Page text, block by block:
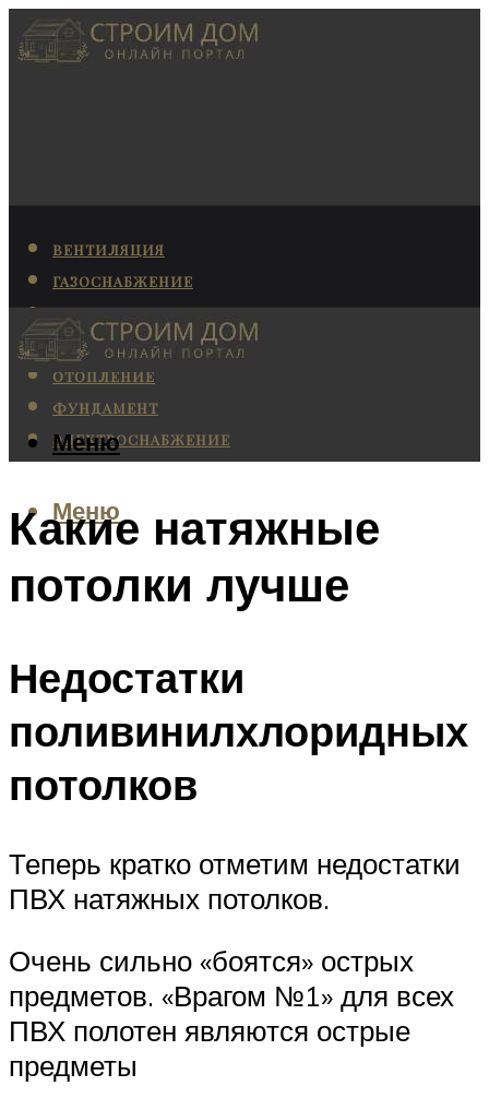
ВЕНТИЛЯЦИЯ
ГАЗОСНАБЖЕНИЕ
КАНАЛИЗАЦИЯ
КОНДИЦИОНИРОВАНИЕ
ОТОПЛЕНИЕ
ФУНДАМЕНТ
ЭЛЕКТРОСНАБЖЕНИЕ
Меню
Меню
Какие натяжные
потолки лучше
Недостатки
поливинилхлоридных
потолков
Теперь кратко отметим недостатки
ПВХ натяжных потолков.
Очень сильно «боятся» острых
предметов. «Врагом №1» для всех
ПВХ полотен являются острые
предметы